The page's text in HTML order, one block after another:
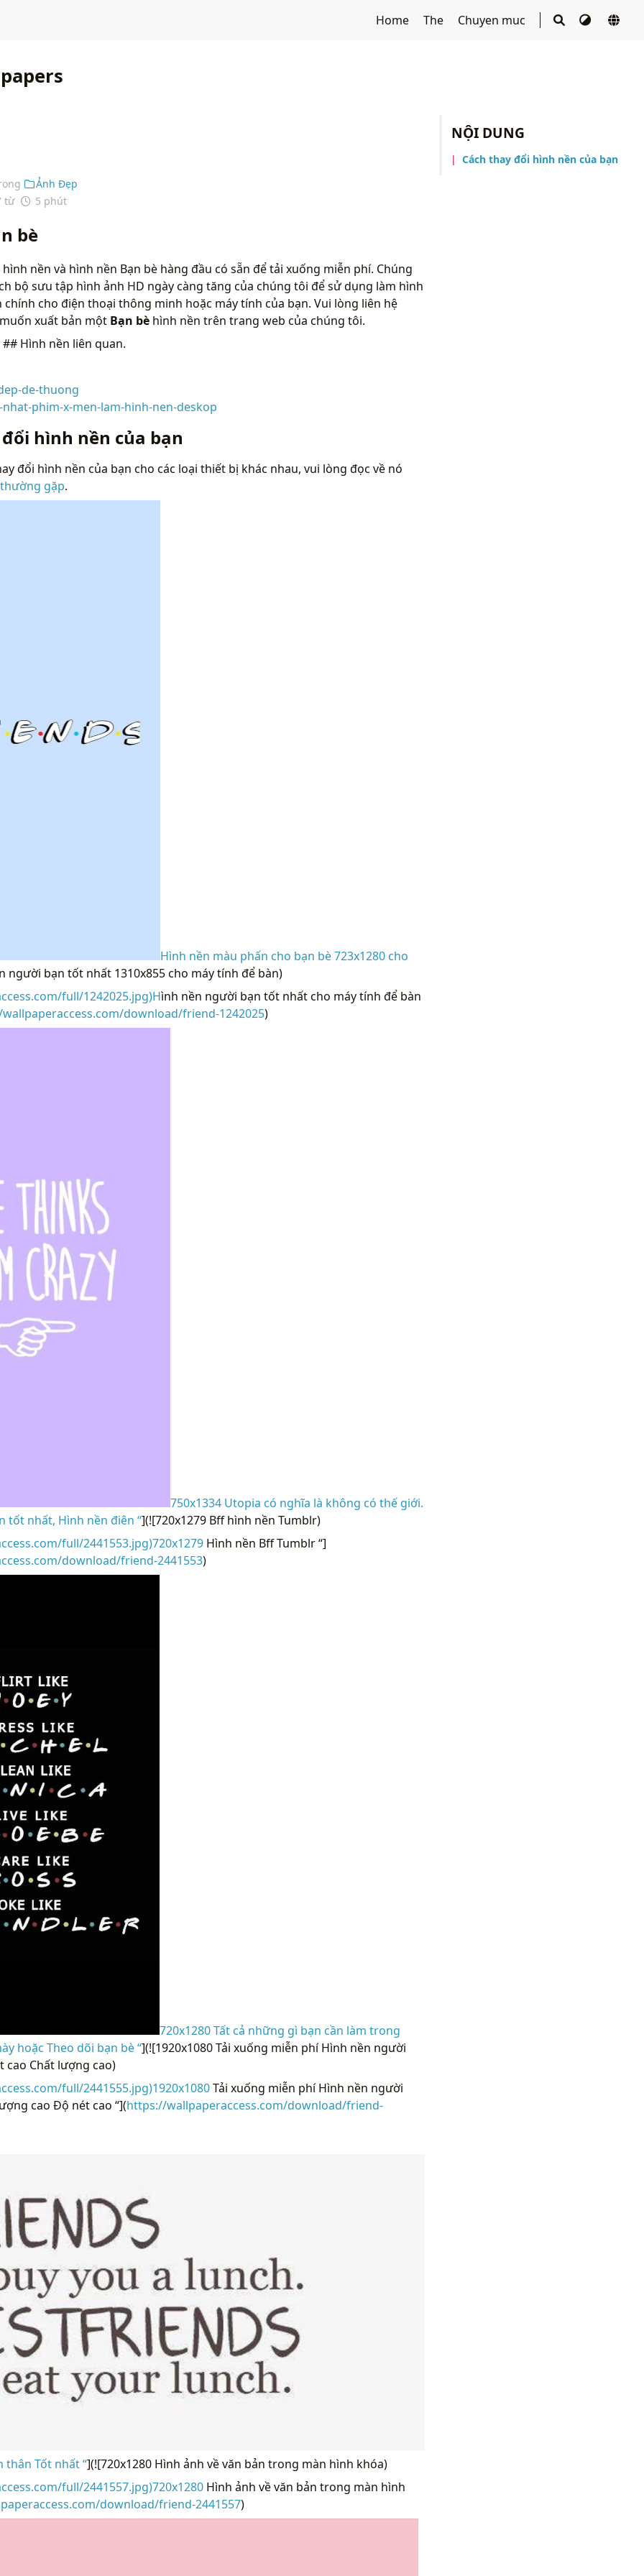
Home The Chuyen muc
NỘI DUNG
Cách thay đổi hình nền của bạn
Ảnh Đẹp
từ
5 phút
bè
nền và hình nền Bạn bè hàng đầu có sẵn để tải xuống miễn phí. Chúng
bộ sưu tập hình ảnh HD ngày càng tăng của chúng tôi để sử dụng làm hình
cho điện thoại thông minh hoặc máy tính của bạn. Vui lòng liên hệ
xuất bản một Bạn bèhình nền trên trang web của chúng tôi.
## Hình nền liên quan.
de-thuong
phim-x-men-lam-hinh-nen-deskop
hình nền của bạn
đổi hình nền của bạn cho các loại thiết bị khác nhau, vui lòng đọc về nó
gặp.
Hình nền màu phấn cho bạn bè 723x1280 cho
người bạn tốt nhất 1310x855 cho máy tính để bàn)
full/1242025.jpg)Hình nền người bạn tốt nhất cho máy tính để bàn
download/friend-1242025)
750x1334 Utopia có nghĩa là không có thế giới.
tốt nhất, Hình nền điên “](![720x1279 Bff hình nền Tumblr)
full/2441553.jpg)720x1279Hình nền Bff Tumblr “]
download/friend-2441553)
720x1280 Tất cả những gì bạn cần làm trong
hoặc Theo dõi bạn bè “](![1920x1080 Tải xuống miễn phí Hình nền người
Chất lượng cao)
full/2441555.jpg)1920x1080Tải xuống miễn phí Hình nền người
cao Độ nét cao “](https://wallpaperaccess.com/download/friend-
thân Tốt nhất “](![720x1280 Hình ảnh về văn bản trong màn hình khóa)
full/2441557.jpg)720x1280Hình ảnh về văn bản trong màn hình
download/friend-2441557)